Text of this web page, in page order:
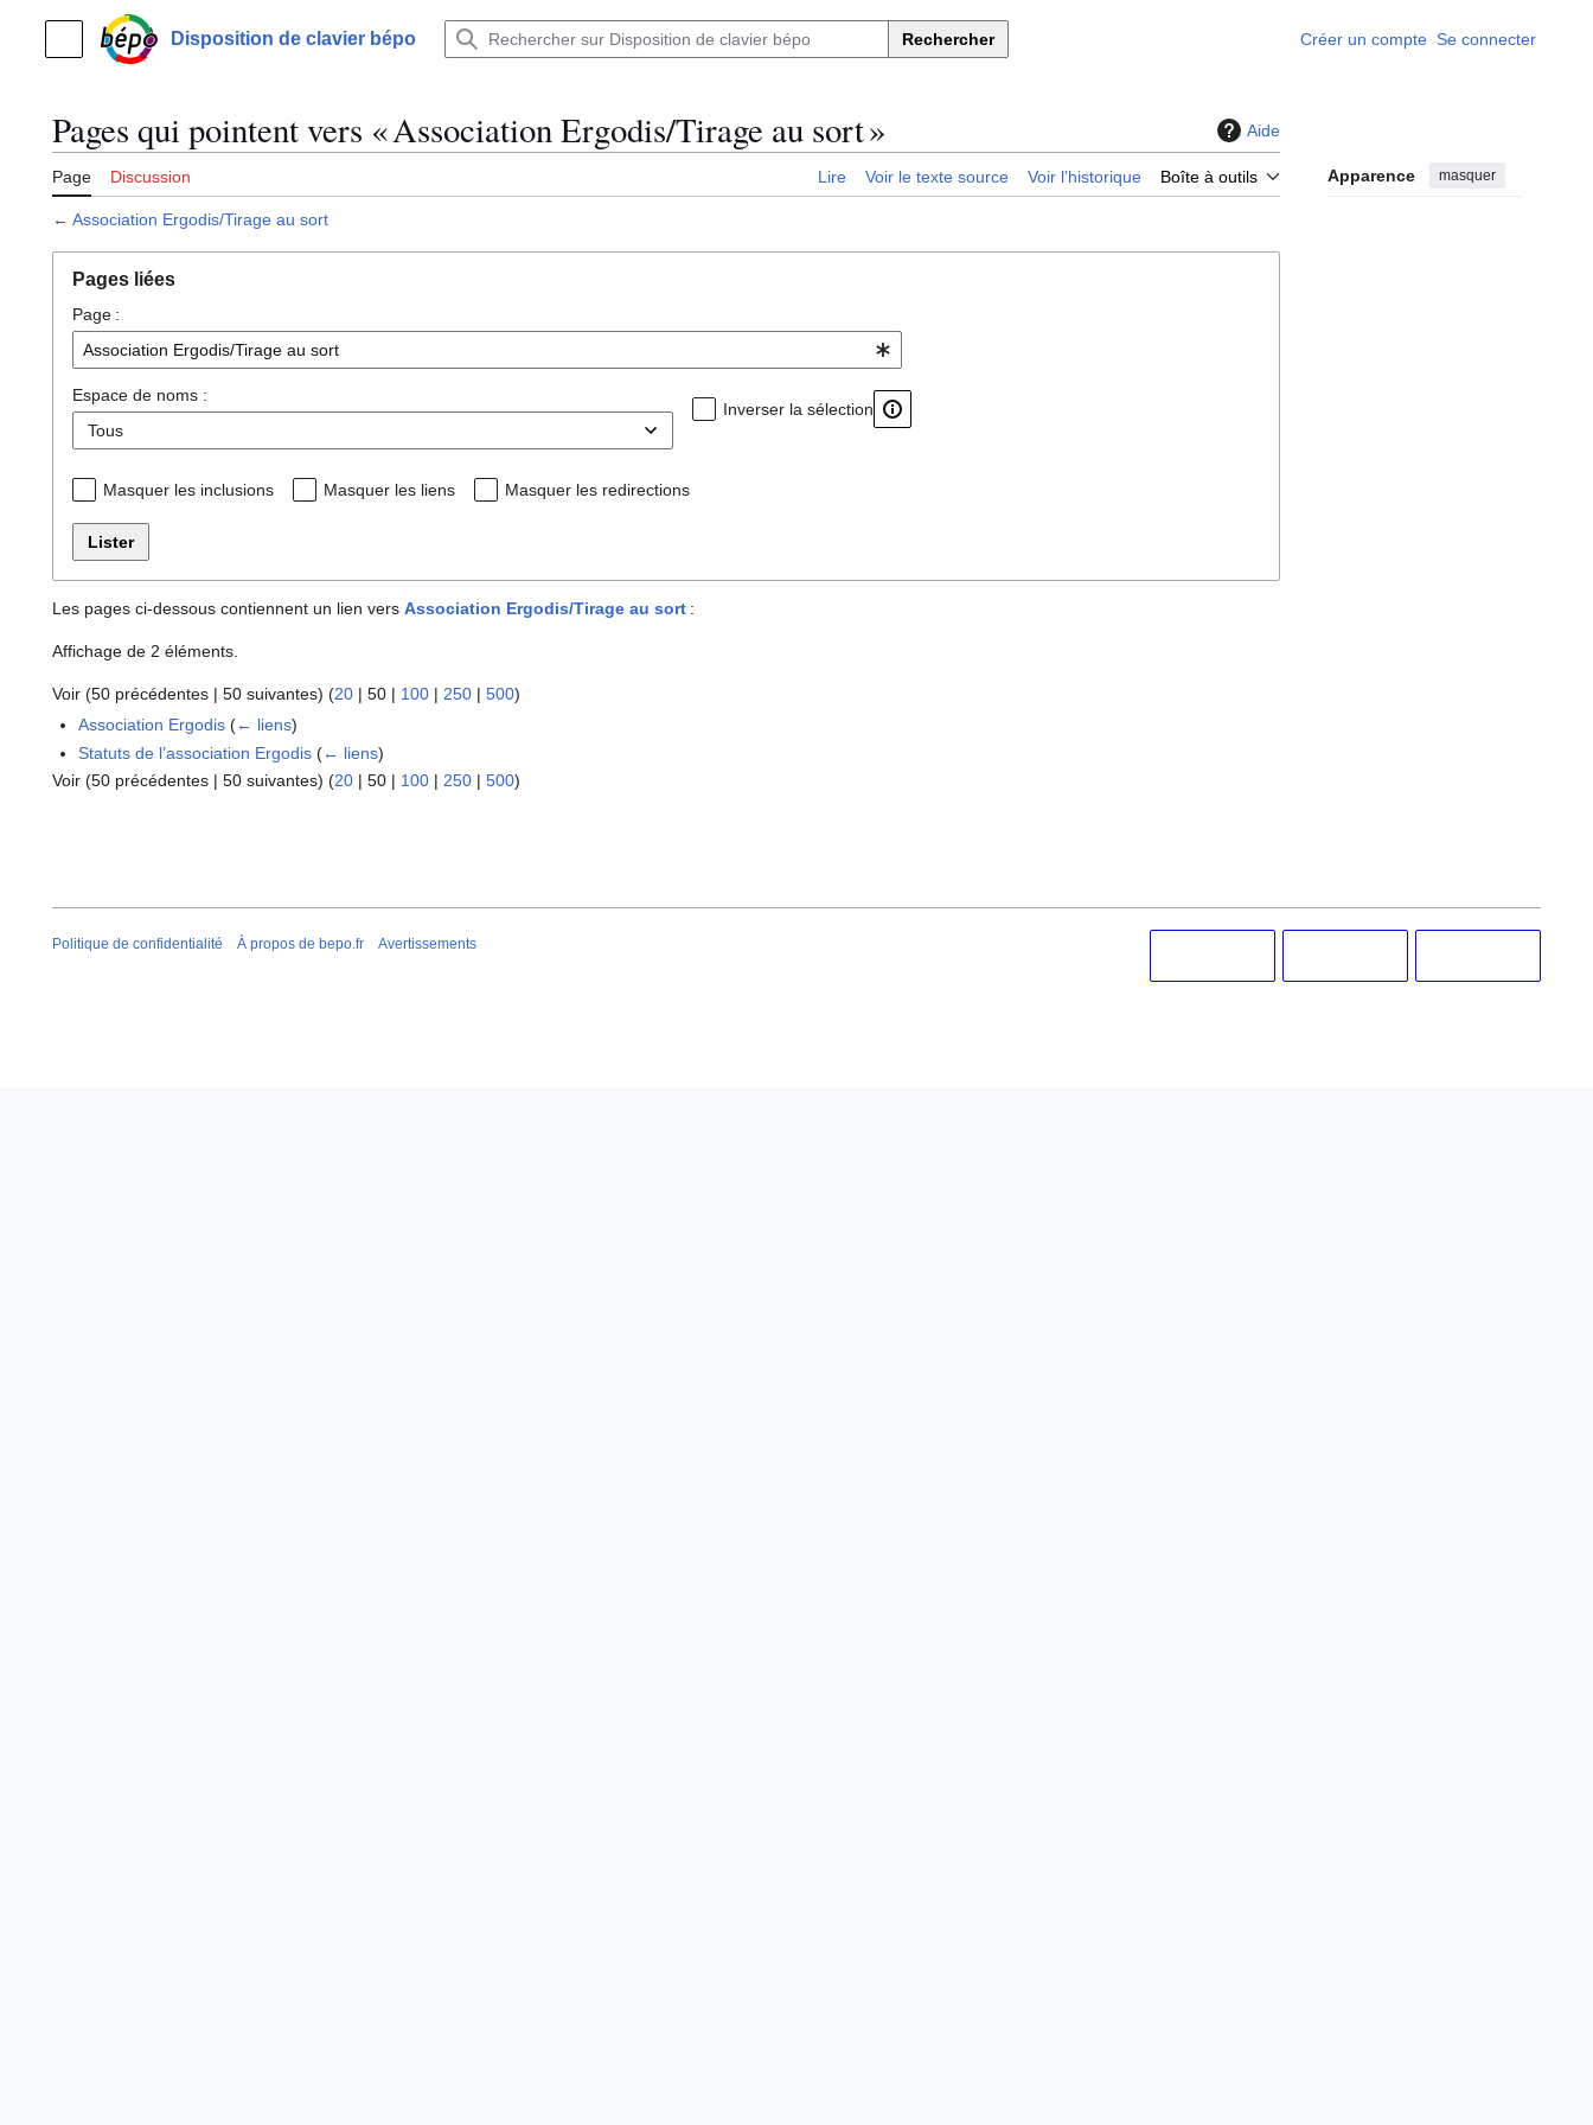
contenu
Menu principalDisposition de clavier bépo Rechercher Créer un compte Se connecter
Pages qui pointent vers « Association Ergodis/Tirage au sort » Aide
Page Discussion Lire Voir le texte source Voir l’historique Boîte à outils Apparence masquer
← Association Ergodis/Tirage au sort
Pages liées
Page :
Espace de noms :
Inverser la sélection
Masquer les inclusions Masquer les liens Masquer les redirections
Lister
Les pages ci-dessous contiennent un lien vers Association Ergodis/Tirage au sort :
Affichage de 2 éléments.
Voir (50 précédentes | 50 suivantes) (20 | 50 | 100 | 250 | 500)
Association Ergodis (← liens)
Statuts de l’association Ergodis (← liens)
Voir (50 précédentes | 50 suivantes) (20 | 50 | 100 | 250 | 500)
Politique de confidentialité À propos de bepo.fr Avertissements